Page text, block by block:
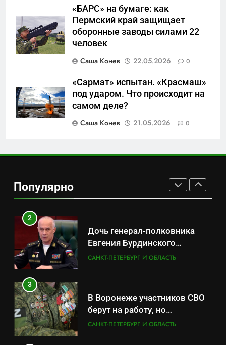
«БАРС» на бумаге: как
Пермский край защищает
оборонные заводы силами 22
человек
Саша Конев
22.05.2026 0
«Сармат» испытан. «Красмаш»
под ударом. Что происходит на
самом деле?
Саша Конев
21.05.2026 0
Популярно
7
Перезагрузка в Удмуртии:
Отставка Бречалова как
региона
САНКТ-ПЕТЕРБУРГ И ОБЛАСТЬ
Зачистка неба: Силовой
передел авиаотрасли
САНКТ-ПЕТЕРБУРГ И ОБЛАСТЬ
данные о складах с военной
продукцией: предприятия
обратились в СК
САНКТ-ПЕТЕРБУРГ И ОБЛАСТЬ
2
Дочь генерал-полковника
Евгения Бурдинского
оказывает платные услуги по
САНКТ-ПЕТЕРБУРГ И ОБЛАСТЬ
3
В Воронеже участников СВО
берут на работу, но
удержаться удаётся не всем
САНКТ-ПЕТЕРБУРГ И ОБЛАСТЬ